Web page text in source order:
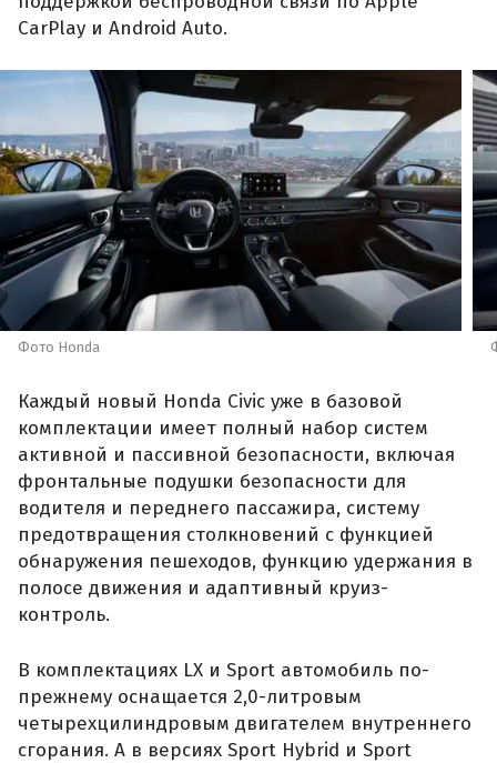
CarPlay и Android Auto.
Фото Honda
Каждый новый Honda Civic уже в базовой
комплектации имеет полный набор систем
активной и пассивной безопасности, включая
фронтальные подушки безопасности для
водителя и переднего пассажира, систему
предотвращения столкновений с функцией
обнаружения пешеходов, функцию удержания в
полосе движения и адаптивный круиз-
контроль.
В комплектациях LX и Sport автомобиль по-
прежнему оснащается 2,0-литровым
четырехцилиндровым двигателем внутреннего
сгорания. А в версиях Sport Hybrid и Sport